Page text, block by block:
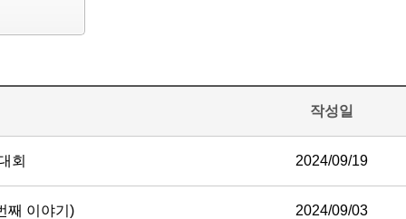
작성일
회 2024/09/19
째 이야기) 2024/09/03